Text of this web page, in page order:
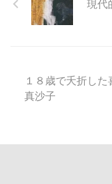
現代
１８歳で夭折し
真沙子